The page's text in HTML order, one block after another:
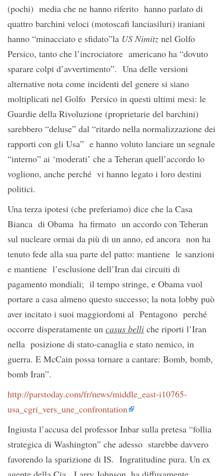
(pochi) media che ne hanno riferito hanno parlato di
quattro barchini veloci (motoscafi lanciasiluri) iraniani
hanno “minacciato e sfidato”la US Nimitz nel Golfo
Persico, tanto che l’incrociatore americano ha “dovuto
sparare colpi d’avvertimento”. Una delle versioni
alternative nota come incidenti del genere si siano
moltiplicati nel Golfo Persico in questi ultimi mesi: le
Guardie della Rivoluzione (proprietarie del barchini)
sarebbero “deluse” dal “ritardo nella normalizzazione dei
rapporti con gli Usa” e hanno voluto lanciare un segnale
“interno” ai ‘moderati’ che a Teheran quell’accordo lo
vogliono, anche perché vi hanno legato i loro destini
politici.
Una terza ipotesi (che preferiamo) dice che la Casa
Bianca di Obama ha firmato un accordo con Teheran
sul nucleare ormai da più di un anno, ed ancora non ha
tenuto fede alla sua parte del patto: mantiene le sanzioni
e mantiene l’esclusione dell’Iran dai circuiti di
pagamento mondiali; il tempo stringe, e Obama vuol
portare a casa almeno questo successo; la nota lobby può
aver incitato i suoi maggiordomi al Pentagono perché
occorre disperatamente un casus belli che riporti l’Iran
nella posizione di stato-canaglia e stato nemico, in
guerra. E McCain possa tornare a cantare: Bomb, bomb,
bomb Iran”.
http://parstoday.com/fr/news/middle_east-i10765-
usa_cgri_vers_une_confrontation
Ingiusta l’accusa del professor Inbar sulla pretesa “follia
strategica di Washington” che adesso starebbe davvero
favorendo la sparizione di IS. Ingratitudine pura. Un ex